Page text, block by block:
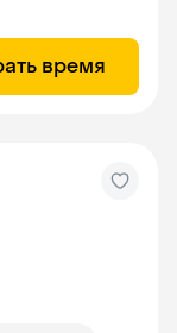
время